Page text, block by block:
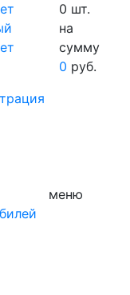
0 шт.
на
сумму
0 руб.
меню